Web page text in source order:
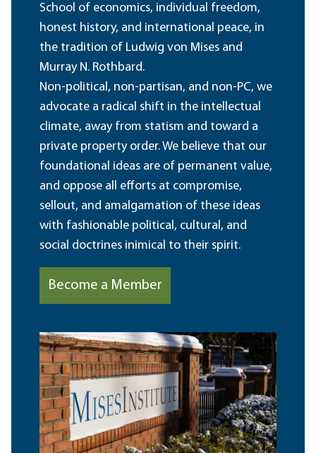
School of economics, individual freedom,
honest history, and international peace, in
the tradition of Ludwig von Mises and
Murray N. Rothbard.
Non-political, non-partisan, and non-PC, we
advocate a radical shift in the intellectual
climate, away from statism and toward a
private property order. We believe that our
foundational ideas are of permanent value,
and oppose all efforts at compromise,
sellout, and amalgamation of these ideas
with fashionable political, cultural, and
social doctrines inimical to their spirit.
Become a Member